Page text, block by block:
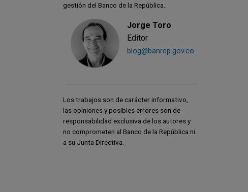
gestión del Banco de la República.
Jorge Toro
Editor
blog@banrep.gov.co
Los trabajos son de carácter informativo,
las opiniones y posibles errores son de
responsabilidad exclusiva de los autores y
no comprometen al Banco de la República ni
a su Junta Directiva.